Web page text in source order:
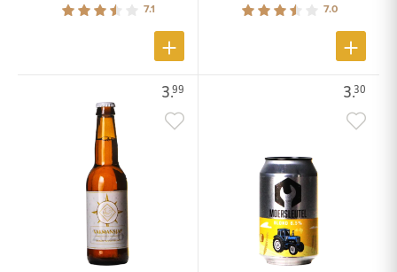
7.1 7.0
3.99 3.30